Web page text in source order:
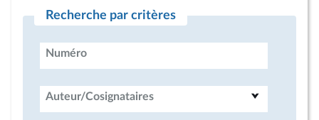
Recherche par critères
Numéro
Auteur/Cosignataires